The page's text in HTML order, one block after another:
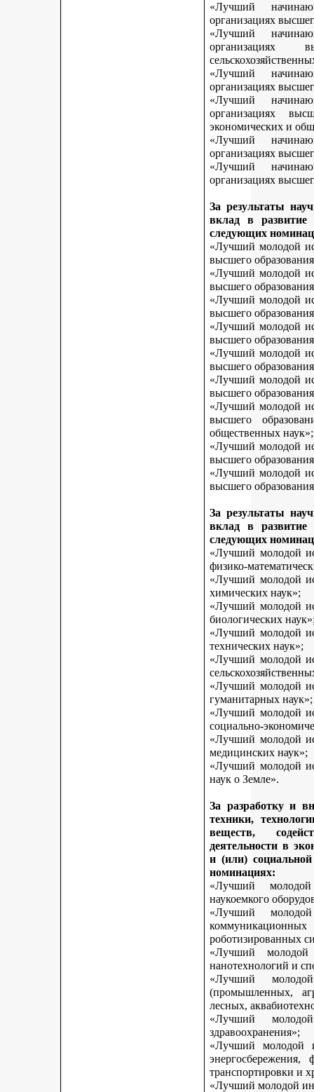
«Лучший
организациях
«Лучший
организациях
«Лучший
организациях
«Лучший
организациях
экономических и
«Лучший
организациях
«Лучший
организациях
За результаты
вклад в развитие
следующих
«Лучший молодой
высшего
«Лучший молодой
высшего
«Лучший молодой
высшего
«Лучший молодой
высшего
«Лучший молодой
высшего
«Лучший молодой
высшего
«Лучший молодой
высшего
общественных наук»;
«Лучший молодой
высшего
«Лучший молодой
высшего
За результаты
вклад в развитие
следующих
«Лучший молодой
физико-
«Лучший молодой
химических наук»;
«Лучший молодой
биологических
«Лучший молодой
технических наук»;
«Лучший молодой
«Лучший молодой
гуманитарных наук»;
«Лучший молодой
социально-
«Лучший молодой
медицинских наук»;
«Лучший молодой
наук о Земле».
За разработку и
техники,
веществ,
деятельности в
и (или)
номинациях:
«Лучший
наукоемкого
«Лучший
роботизированных
«Лучший
нанотехнологий и
«Лучший
(промышленных,
лесных,
«Лучший
здравоохранения»;
«Лучший молодой
транспортировки и
«Лучший молодой